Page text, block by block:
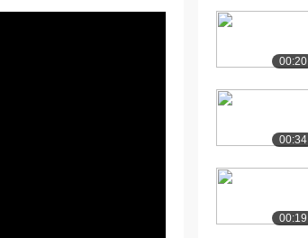
00:20
00:34
00:19